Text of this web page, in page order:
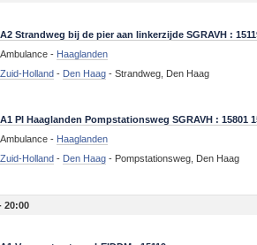
A2 Strandweg bij de pier aan linkerzijde SGRAVH :
Ambulance - Haaglanden
Zuid-Holland - Den Haag -Strandweg, Den Haag
A1 PI Haaglanden Pompstationsweg SGRAVH : 15801
Ambulance - Haaglanden
Zuid-Holland - Den Haag - Pompstationsweg, Den Haag
20:00